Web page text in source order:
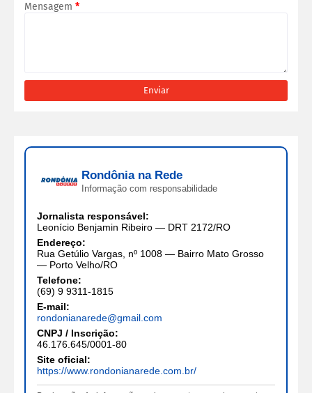
Mensagem *
Rondônia na Rede
Informação com responsabilidade
Jornalista responsável:
Leonício Benjamin Ribeiro — DRT 2172/RO
Endereço:
Rua Getúlio Vargas, nº 1008 — Bairro Mato Grosso
— Porto Velho/RO
Telefone:
(69) 9 9311-1815
E-mail:
rondonianarede@gmail.com
CNPJ / Inscrição:
46.176.645/0001-80
Site oficial:
https://www.rondonianarede.com.br/